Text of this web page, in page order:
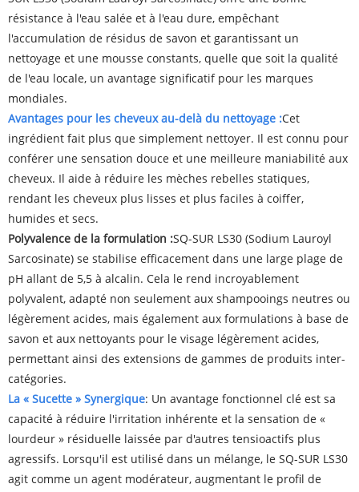
résistance à l'eau salée et à l'eau dure, empêchant
l'accumulation de résidus de savon et garantissant un
nettoyage et une mousse constants, quelle que soit la qualité
de l'eau locale, un avantage significatif pour les marques
mondiales.
Avantages pour les cheveux au-delà du nettoyage :Cet
ingrédient fait plus que simplement nettoyer. Il est connu pour
conférer une sensation douce et une meilleure maniabilité aux
cheveux. Il aide à réduire les mèches rebelles statiques,
rendant les cheveux plus lisses et plus faciles à coiffer,
humides et secs.
Polyvalence de la formulation :SQ-SUR LS30 (Sodium Lauroyl
Sarcosinate) se stabilise efficacement dans une large plage de
pH allant de 5,5 à alcalin. Cela le rend incroyablement
polyvalent, adapté non seulement aux shampooings neutres ou
légèrement acides, mais également aux formulations à base de
savon et aux nettoyants pour le visage légèrement acides,
permettant ainsi des extensions de gammes de produits inter-
catégories.
La « Sucette » Synergique: Un avantage fonctionnel clé est sa
capacité à réduire l'irritation inhérente et la sensation de «
lourdeur » résiduelle laissée par d'autres tensioactifs plus
agressifs. Lorsqu'il est utilisé dans un mélange, le SQ-SUR LS30
agit comme un agent modérateur, augmentant le profil de